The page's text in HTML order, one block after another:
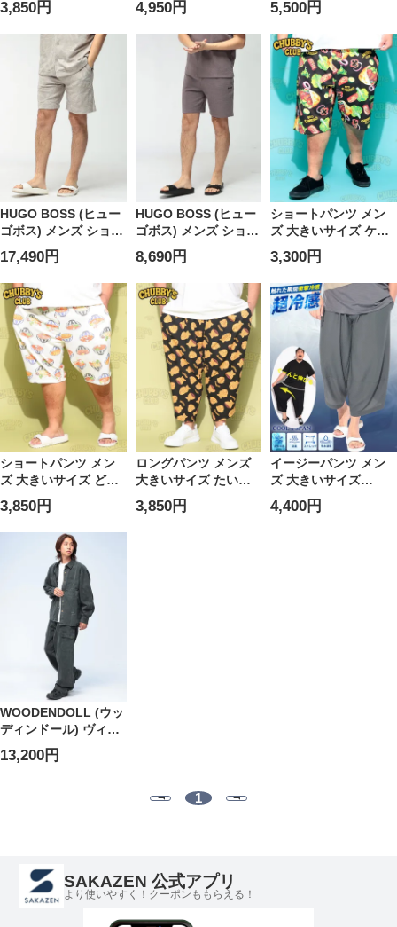
き ショート丈 パンツ
ボトムス ショーツ ハ
ーフパンツ 裏毛 柄 部
屋着 ルームウェア 春
3,850円
ト付き ショーツ ボト
ムス 短パン レオパー
ド 柄 プリント 春 夏
4,950円
ボトムス ロングパン
ツ 薄手
5,500円
HUGO BOSS (ヒュー
ゴボス) メンズ ショー
トパンツ 花柄パイル
ポケット付き ショー
ツ HBO50566816
17,490円
HUGO BOSS (ヒュー
ゴボス) メンズ ショー
トパンツ ロゴ刺繍 ワ
ッフル ポケット付き
ショーパン
HBU50535884
8,690円
ショートパンツ メン
ズ 大きいサイズ ケバ
ブ 総柄 ポケット付き
ショーツ ボトムス 柄
ショーパン 裏毛 ルー
ムウェア 春 夏
3,300円
ショートパンツ メン
ズ 大きいサイズ どん
ぶり 総柄 ポケット付
き ショーツ ボトムス
柄 ショーパン 裏毛 ル
ームウェア 春 夏
3,850円
ロングパンツ メンズ
大きいサイズ たい焼
き 総柄 ポケット付き
アラジンパンツ ボト
3,850円
イージーパンツ メン
ズ 大きいサイズ
COOL＆SPAN ポケッ
ト付き アラジンパン
4,400円
WOODENDOLL (ウッ
ディンドール) ヴィン
テージ加工 長袖シャ
ツ パンツ SETUP
13,200円
1
SAKAZEN 公式アプリ
より使いやすく！クーポンももらえる！